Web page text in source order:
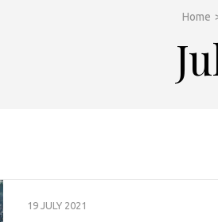
Home
19 JULY 2021